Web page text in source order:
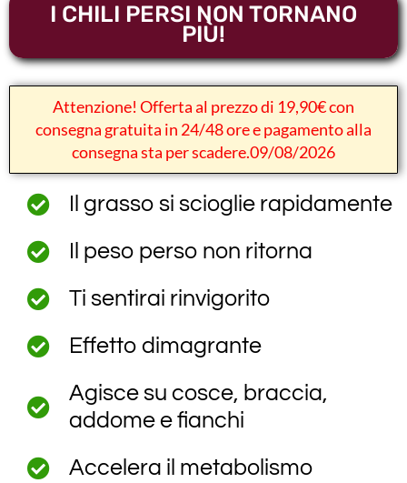
I CHILI PERSI NON TORNANO
PIÙ!
Attenzione! Offerta al prezzo di 19,90€ con
consegna gratuita in 24/48 ore e pagamento alla
consegna sta per scadere.09/08/2026
Il grasso si scioglie rapidamente
Il peso perso non ritorna
Ti sentirai rinvigorito
Effetto dimagrante
Agisce su cosce, braccia,
addome e fianchi
Accelera il metabolismo